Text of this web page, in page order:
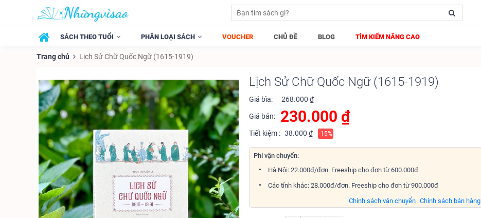
SÁCH THEO TUỔI PHÂN LOẠI SÁCH VOUCHER CHỦ ĐỀ BLOG TÌM KIẾM NÂNG CAO
Trang chủ Lịch Sử Chữ Quốc Ngữ (1615-1919)
Lịch Sử Chữ Quốc Ngữ (1615-1919)
Giá bìa: 268.000 ₫
Giá bán: 230.000 ₫
Tiết kiệm : 38.000 ₫ -15%
Phí vận chuyển:
Hà Nội: 22.000đ/đơn. Freeship cho đơn từ 600.000đ
Các tỉnh khác: 28.000đ/đơn. Freeship cho đơn từ 900.000đ
Chính sách bán hàng
Chính sách vận chuyển